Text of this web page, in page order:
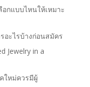
กแบบไหนให้เหมาะ
อะไรบ้างก่อนสมัคร
Jewelry in a
ใหม่ควรมีผู้